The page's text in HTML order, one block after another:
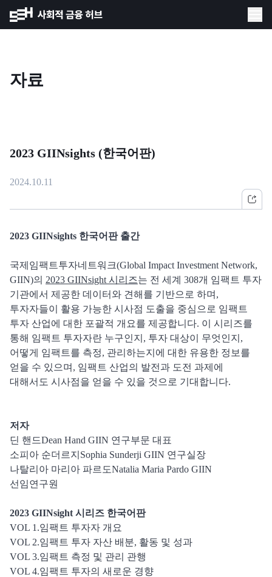
자료
2023 GIINsights (한국어판)
2024.10.11
2023 GIINsights 한국어판 출간
국제임팩트투자네트워크(Global Impact Investment Network,
GIIN)의 2023 GIINsight 시리즈는 전 세계 308개 임팩트 투자
기관에서 제공한 데이터와 견해를 기반으로 하며,
투자자들이 활용 가능한 시사점 도출을 중심으로 임팩트
투자 산업에 대한 포괄적 개요를 제공합니다. 이 시리즈를
통해 임팩트 투자자란 누구인지, 투자 대상이 무엇인지,
어떻게 임팩트를 측정, 관리하는지에 대한 유용한 정보를
얻을 수 있으며, 임팩트 산업의 발전과 도전 과제에
대해서도 시사점을 얻을 수 있을 것으로 기대합니다.
저자
딘 핸드Dean Hand GIIN 연구부문 대표
소피아 순더르지Sophia Sunderji GIIN 연구실장
나탈리아 마리아 파르도Natalia Maria Pardo GIIN
선임연구원
2023 GIINsight 시리즈 한국어판
VOL 1.임팩트 투자자 개요
VOL 2.임팩트 투자 자산 배분, 활동 및 성과
VOL 3.임팩트 측정 및 관리 관행
VOL 4.임팩트 투자의 새로운 경향